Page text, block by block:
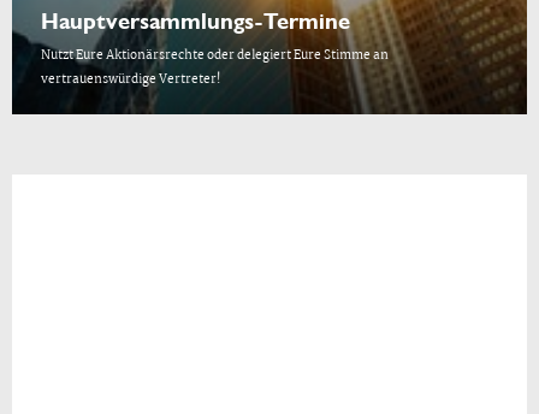
Hauptversammlungs-Termine
Nutzt Eure Aktionärsrechte oder delegiert Eure Stimme an
vertrauenswürdige Vertreter!